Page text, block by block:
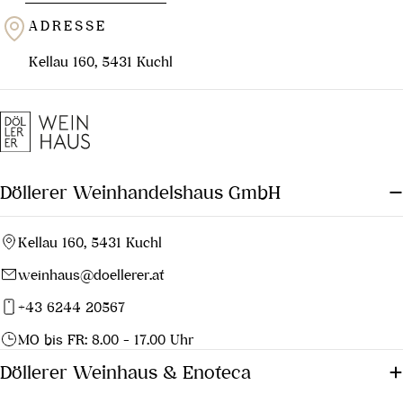
ADRESSE
Kellau 160, 5431 Kuchl
Döllerer Weinhandelshaus GmbH
Kellau 160, 5431 Kuchl
weinhaus@doellerer.at
+43 6244 20567
MO bis FR: 8.00 - 17.00 Uhr
Döllerer Weinhaus & Enoteca